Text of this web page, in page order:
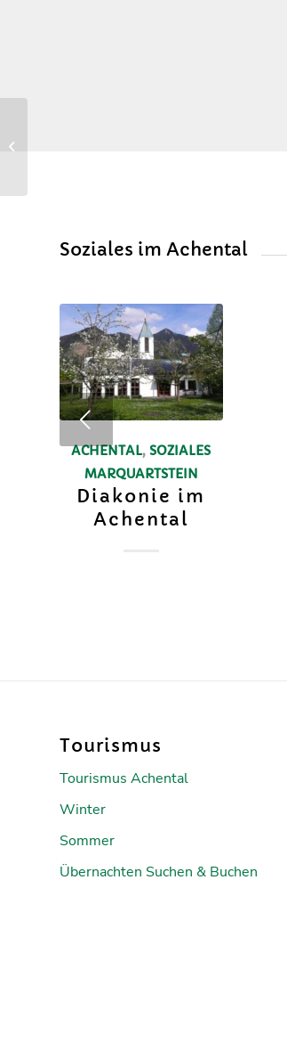
Soziales im Achental
ACHENTAL,SOZIALES
MARQUARTSTEIN
Diakonie im
Achental
Tourismus
Tourismus Achental
Winter
Sommer
Übernachten Suchen & Buchen